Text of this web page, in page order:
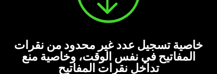
خاصية تسجيل عدد غير محدود من نقرات
المفاتيح في نفس الوقت، وخاصية منع
تداخل نقرات المفاتيح